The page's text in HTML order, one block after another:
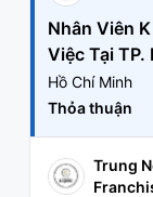
Nhân Viên
Việc Tại TP.
Hồ Chí Minh
Thỏa thuận
Trung